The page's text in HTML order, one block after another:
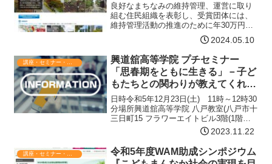
良好なまちなみの維持管理、運営に取り
組む住民組織を表彰し、受賞団体には、
維持管理活動の推進のために年30万円を3
年間支援します。趣旨我が国におきまし
ては、人口の減少等を背景に、様々な社
会的課題に対応した多世代が住み継ぐこ
とができる価値あるま…【詳細はコチ
ラ】
2024.05.10
興道舘高等学院 プチセミナー
「思春期をともに生きる」－子ど
もたちとの関わりが教えてくれた
もの－
日時令和5年12月23日(土) 11時～12時30
分場所興道舘高等学院 八戸教室(八戸市十
三日町15 フラワーエイトビル3階(1階が
コーヒーショップです))話題提供金澤 拓
紀 さん(青森県スクールソーシャルワー
カー)青森市出身。北海道でフリ…【詳細
はコチラ】
2023.11.22
講座・セミナー・表彰
令和5年度WAM助成シンポジウム